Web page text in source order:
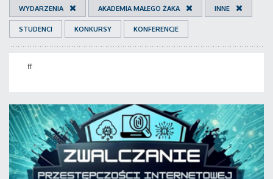
WYDARZENIA AKADEMIA MAŁEGO ŻAKA INNE
STUDENCI KONKURSY KONFERENCJE
ff